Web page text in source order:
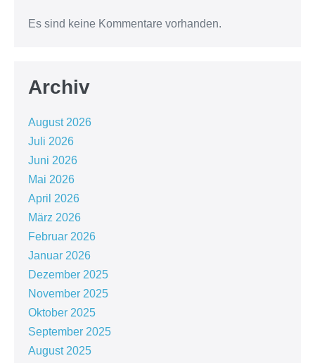
Es sind keine Kommentare vorhanden.
Archiv
August 2026
Juli 2026
Juni 2026
Mai 2026
April 2026
März 2026
Februar 2026
Januar 2026
Dezember 2025
November 2025
Oktober 2025
September 2025
August 2025